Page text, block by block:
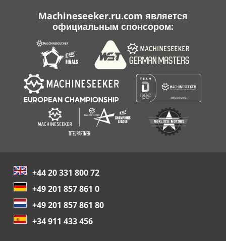
Machineseeker.ru.com является
официальным спонсором:
+44 20 331 800 72
+49 201 857 861 0
+49 201 857 861 80
+34 911 433 456